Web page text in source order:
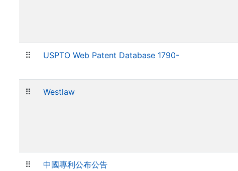
⠿ USPTO Web Patent Database 1790-
⠿ Westlaw
⠿ 中國專利公布公告